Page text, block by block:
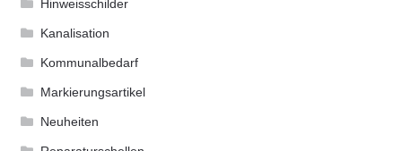
Hinweisschilder
Kanalisation
Kommunalbedarf
Markierungsartikel
Neuheiten